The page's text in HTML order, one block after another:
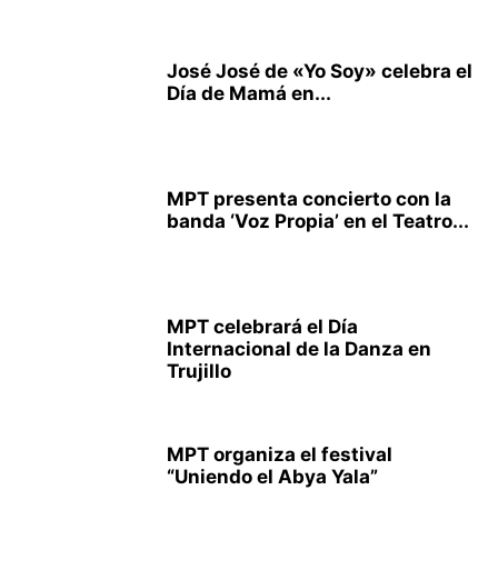
José José de «Yo Soy» celebra el
Día de Mamá en...
MPT presenta concierto con la
banda ‘Voz Propia’ en el Teatro...
MPT celebrará el Día
Internacional de la Danza en
Trujillo
MPT organiza el festival
“Uniendo el Abya Yala”